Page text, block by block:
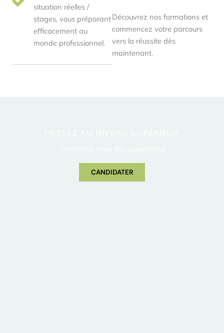
situation réelles /
stages, vous préparant
efficacement au
monde professionnel.
Découvrez nos formations et
commencez votre parcours
vers la réussite dès
maintenant.
CANDIDATER